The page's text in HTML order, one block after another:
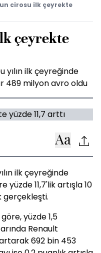
cirosu ilk çeyrekte
çeyrekte
yılın ilk çeyreğinde
489 milyon avro oldu
ilk çeyreğinde
yüzde 11,7'lik artışla 10
gerçekleşti.
yüzde 1,5
Renault
artarak 692 bin 453